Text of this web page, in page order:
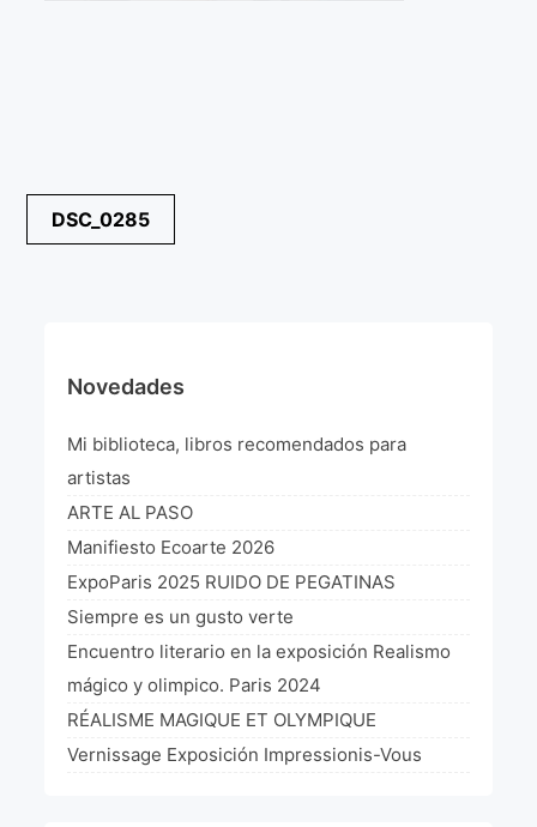
«Impressionnis-vous» Paris 2023
¡VIVE Molière! Un hommage latino-américain à
La Formule de l’art París 2020
L’art Latino-américain à Paris 2019
Reflecting Source. NY 2019
«Sincronías con sentido» Bogotá Colombia 2019
«Huellas trashumantes» New York 2018
Commissaire D’exposition
La Fórmula Científica Del Arte
Navegación
de
DSC_0285
Novedades
Mi biblioteca, libros recomendados para
artistas
ARTE AL PASO
Manifiesto Ecoarte 2026
ExpoParis 2025 RUIDO DE PEGATINAS
Siempre es un gusto verte
Encuentro literario en la exposición Realismo
mágico y olimpico. Paris 2024
RÉALISME MAGIQUE ET OLYMPIQUE
Vernissage Exposición Impressionis-Vous